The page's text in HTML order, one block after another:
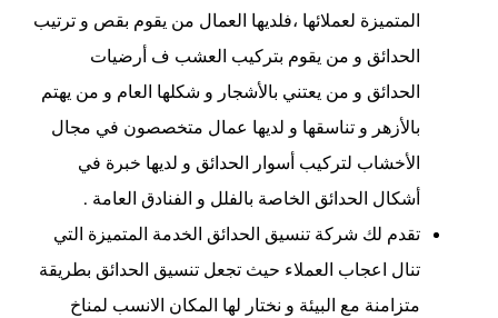
المتميزة لعملائها ،فلديها العمال من يقوم بقص و ترتيب
الحدائق و من يقوم بتركيب العشب ف أرضيات
الحدائق و من يعتني بالأشجار و شكلها العام و من يهتم
بالأزهر و تناسقها و لديها عمال متخصصون في مجال
الأخشاب لتركيب أسوار الحدائق و لديها خبرة في
أشكال الحدائق الخاصة بالفلل و الفنادق العامة .
تقدم لك شركة تنسيق الحدائق الخدمة المتميزة التي
تنال اعجاب العملاء حيث تجعل تنسيق الحدائق بطريقة
متزامنة مع البيئة و نختار لها المكان الانسب لمناخ